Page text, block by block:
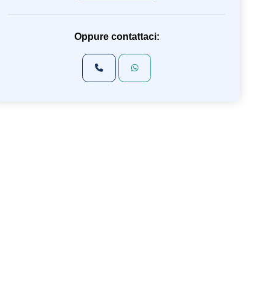
Oppure contattaci: